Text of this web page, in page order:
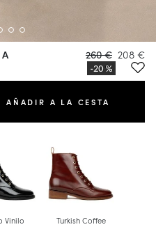
260 € 208 €
AÑADIR A LA CESTA
Vinilo Turkish Coffee